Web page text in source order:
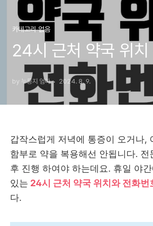
카테고리 없음
24시 근처 약국 위치
by 누룽지 엄마 2024. 8. 9.
갑작스럽게 저녁에 통증이 오거나,
함부로 약을 복용해선 안됩니다. 전
후 진행 하여야 하는데요. 휴일 야
있는 24시 근처 약국 위치와 전화번
다.